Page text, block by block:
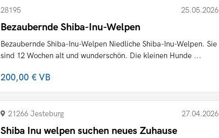
28195 25.05.2026
Bezaubernde Shiba-Inu-Welpen
Bezaubernde Shiba-Inu-Welpen Niedliche Shiba-Inu-Welpen. Sie
sind 12 Wochen alt und wunderschön. Die kleinen Hunde ...
200,00 €VB
21266 Jesteburg 27.04.2026
Shiba Inu welpen suchen neues Zuhause